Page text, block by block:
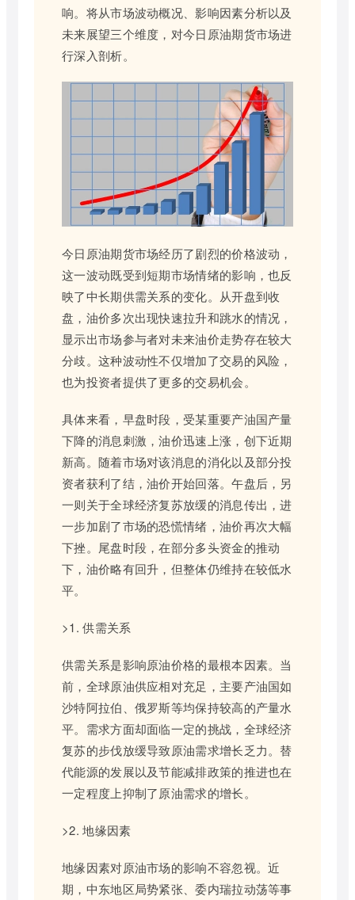
响。将从市场波动概况、影响因素分析以及
未来展望三个维度，对今日原油期货市场进
行深入剖析。
今日原油期货市场经历了剧烈的价格波动，
这一波动既受到短期市场情绪的影响，也反
映了中长期供需关系的变化。从开盘到收
盘，油价多次出现快速拉升和跳水的情况，
显示出市场参与者对未来油价走势存在较大
分歧。这种波动性不仅增加了交易的风险，
也为投资者提供了更多的交易机会。
具体来看，早盘时段，受某重要产油国产量
下降的消息刺激，油价迅速上涨，创下近期
新高。随着市场对该消息的消化以及部分投
资者获利了结，油价开始回落。午盘后，另
一则关于全球经济复苏放缓的消息传出，进
一步加剧了市场的恐慌情绪，油价再次大幅
下挫。尾盘时段，在部分多头资金的推动
下，油价略有回升，但整体仍维持在较低水
平。
>1. 供需关系
供需关系是影响原油价格的最根本因素。当
前，全球原油供应相对充足，主要产油国如
沙特阿拉伯、俄罗斯等均保持较高的产量水
平。需求方面却面临一定的挑战，全球经济
复苏的步伐放缓导致原油需求增长乏力。替
代能源的发展以及节能减排政策的推进也在
一定程度上抑制了原油需求的增长。
>2. 地缘因素
地缘因素对原油市场的影响不容忽视。近
期，中东地区局势紧张、委内瑞拉动荡等事